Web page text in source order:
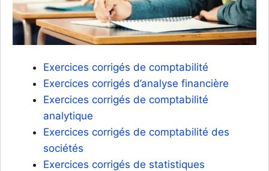
Exercices corrigés de comptabilité
Exercices corrigés d’analyse financière
Exercices corrigés de comptabilité
analytique
Exercices corrigés de comptabilité des
sociétés
Exercices corrigés de statistiques